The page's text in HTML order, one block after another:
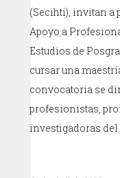
(Secihti), invitan a
Apoyo a
Estudios de
cursar una
convocatoria se
profesionistas,
investigadoras del